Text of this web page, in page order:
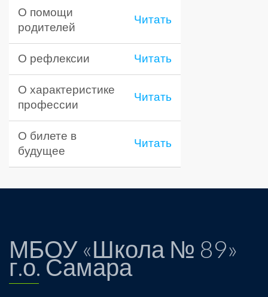
О помощи
родителей
Читать
О рефлексии Читать
О характеристике
профессии
Читать
О билете в
будущее
Читать
МБОУ «Школа № 89»
г.о. Самара